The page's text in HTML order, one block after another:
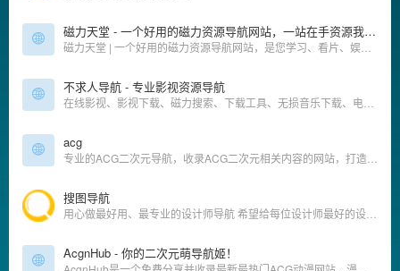
磁力天堂 - 一个好用的磁力资源导航网站，一站在手资源我有!
不求人导航 - 专业影视资源导航
acg
搜图导航
AcgnHub - 你的二次元萌导航姬！